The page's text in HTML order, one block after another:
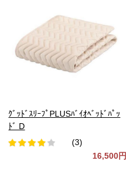
ｸﾞｯﾄﾞｽﾘｰﾌﾟPLUSﾊﾞｲｵﾍﾞｯﾄﾞﾊﾟｯ
ﾄﾞ D
(3)
16,500円